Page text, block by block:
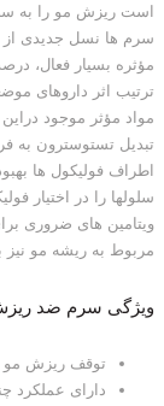
است ریزش مو را به
سرم ها نسل جدیدی از
مؤثره بسیار فعال،
ترتیب اثر داروهای
تبدیل تستوسترون به
اطراف فولیکول ها
سلولها را در اختیار
ویتامین های ضروری
مربوط به ریشه مو نیز
ویژگی سرم ضد
توقف ریزش مو
دارای عملکرد